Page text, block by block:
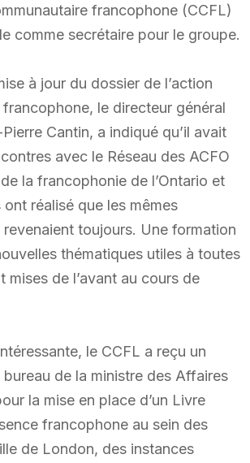
francophone (CCFL)
comme secrétaire pour le groupe.
à jour du dossier de l’action
le directeur général
Cantin, a indiqué qu’il avait
avec le Réseau des ACFO
la francophonie de l’Ontario et
réalisé que les mêmes
toujours. Une formation
thématiques utiles à toutes
mises de l’avant au cours de
le CCFL a reçu un
de la ministre des Affaires
la mise en place d’un Livre
francophone au sein des
de London, des instances